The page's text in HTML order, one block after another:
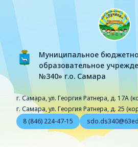
Муниципальное
образовательное
№340» г.о. Самара
г. Самара, ул. Георгия Ратнера, д. 17А
г. Самара, ул. Георгия Ратнера, д. 25
8 (846) 224-47-15